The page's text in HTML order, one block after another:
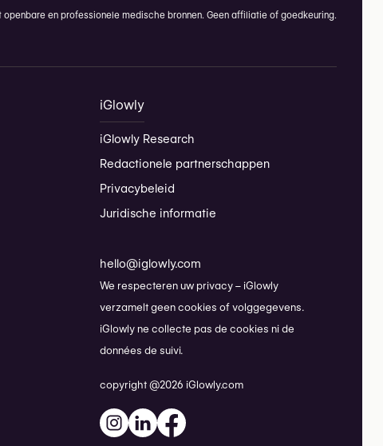
openbare en professionele medische bronnen. Geen affiliatie of goedkeuring.
iGlowly
iGlowly Research
Redactionele partnerschappen
Privacybeleid
Juridische informatie
hello@iglowly.com
We respecteren uw privacy – iGlowly
verzamelt geen cookies of volggegevens.
iGlowly ne collecte pas de cookies ni de
données de suivi.
copyright @2026 iGlowly.com